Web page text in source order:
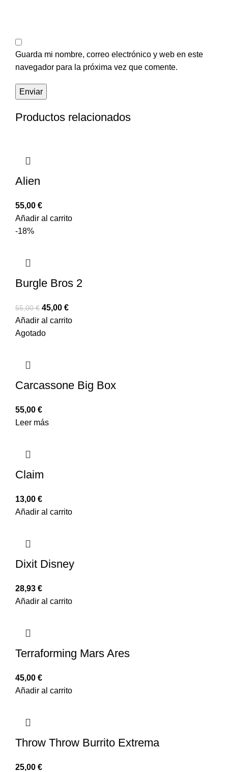
Guarda mi nombre, correo electrónico y web en este
navegador para la próxima vez que comente.
Productos relacionados
Alien
55,00 €
Añadir al carrito
-18%
Burgle Bros 2
55,00€ 45,00 €
Añadir al carrito
Agotado
Carcassone Big Box
55,00 €
Leer más
Claim
13,00 €
Añadir al carrito
Dixit Disney
28,93 €
Añadir al carrito
Terraforming Mars Ares
45,00 €
Añadir al carrito
Throw Throw Burrito Extrema
25,00 €